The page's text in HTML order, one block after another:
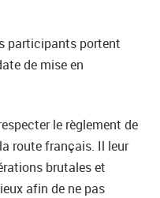
participants portent
de mise en
le règlement de
route français. Il leur
brutales et
afin de ne pas